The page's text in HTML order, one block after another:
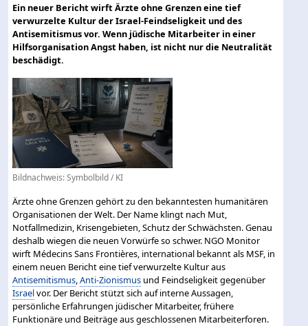
Ein neuer Bericht wirft Ärzte ohne Grenzen eine tief
verwurzelte Kultur der Israel-Feindseligkeit und des
Antisemitismus vor. Wenn jüdische Mitarbeiter in einer
Hilfsorganisation Angst haben, ist nicht nur die Neutralität
beschädigt.
Bildnachweis: Symbolbild / KI
Ärzte ohne Grenzen gehört zu den bekanntesten humanitären
Organisationen der Welt. Der Name klingt nach Mut,
Notfallmedizin, Krisengebieten, Schutz der Schwächsten. Genau
deshalb wiegen die neuen Vorwürfe so schwer. NGO Monitor
wirft Médecins Sans Frontières, international bekannt als MSF, in
einem neuen Bericht eine tief verwurzelte Kultur aus
Antisemitismus ,Anti-Zionismus und Feindseligkeit gegenüber
Israelvor. Der Bericht stützt sich auf interne Aussagen,
persönliche Erfahrungen jüdischer Mitarbeiter, frühere
Funktionäre und Beiträge aus geschlossenen Mitarbeiterforen.